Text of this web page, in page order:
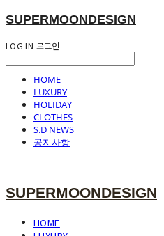
SUPERMOONDESIGN
LOG IN 로그인
HOME
LUXURY
HOLIDAY
CLOTHES
S.D NEWS
공지사항
SUPERMOONDESIGN
HOME